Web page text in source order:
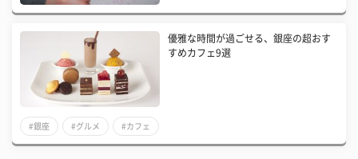
優雅な時間が過ごせる、銀座の超おす
すめカフェ9選
#銀座 #グルメ #カフェ